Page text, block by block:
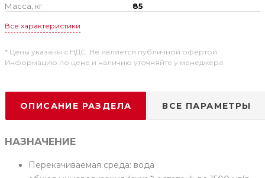
Масса, кг 85
Все характеристики
* Цены указаны с НДС. Не является публичной офертой.
Информацию по цене и наличию уточняйте у менеджера
ОПИСАНИЕ РАЗДЕЛА ВСЕ ПАРАМЕТРЫ
НАЗНАЧЕНИЕ
Перекачиваемая среда: вода